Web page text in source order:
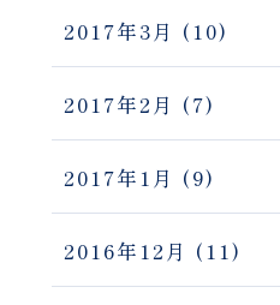
2017年3月 (10)
2017年2月 (7)
2017年1月 (9)
2016年12月 (11)